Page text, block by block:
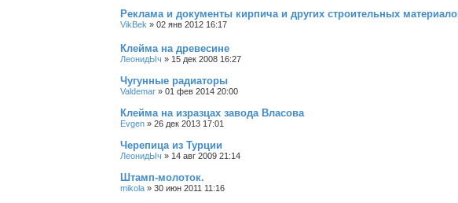
Реклама и документы кирпича и других строительных
VikBek » 02 янв 2012 16:17
Клейма на древесине
ЛеонидЫч » 15 дек 2008 16:27
Чугунные радиаторы
Valdemar » 01 фев 2014 20:00
Клейма на изразцах завода Власова
Evgen » 26 дек 2013 17:01
Черепица из Турции
ЛеонидЫч » 14 авг 2009 21:14
Штамп-молоток.
mikola » 30 июн 2011 11:16